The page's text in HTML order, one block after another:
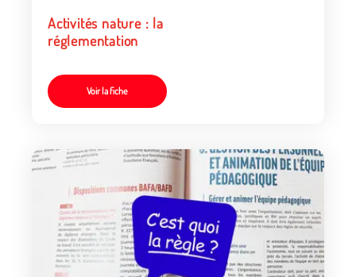
Activités nature : la
réglementation
Voir la fiche